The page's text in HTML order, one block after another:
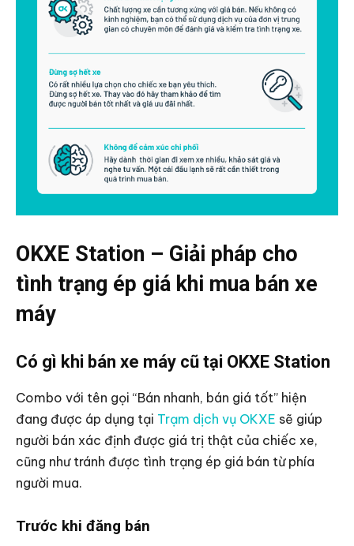
OKXE Station – Giải pháp cho
tình trạng ép giá khi mua bán xe
máy
Có gì khi bán xe máy cũ tại OKXE Station
Combo với tên gọi “Bán nhanh, bán giá tốt” hiện
đang được áp dụng tại Trạm dịch vụ OKXE sẽ giúp
người bán xác định được giá trị thật của chiếc xe,
cũng như tránh được tình trạng ép giá bán từ phía
người mua.
Trước khi đăng bán